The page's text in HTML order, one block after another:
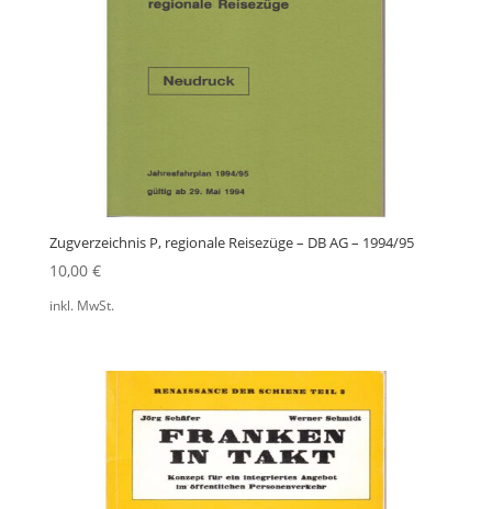
Zugverzeichnis P, regionale Reisezüge – DB AG – 1994/95
10,00 €
inkl. MwSt.